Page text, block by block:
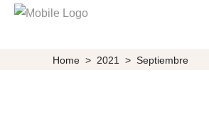
Home > 2021 > Septiembre